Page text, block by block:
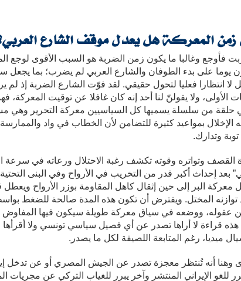
المعركة هل يعدل موقف الشارع
فأوجع وغالبا ما يكون زمن الضربة هو السبب الأقوى
يوما على بدء الطوفان والشارع العربي لم يضرب؛ بما يجعل
لا انتظارا فعليا لتحول حقيقي. لقد فوّت الشارع الضربة إذ لم
الأولى، ولا يقولنّ لنا أحد إنه كان غافلا عن توقيت المعركة،
حلقة من سلسلة يسميها كل السياسيين معركة التحرير وهي
الإخلال بمواعيد كثيرة للتضامن لأن الخطاب في واد
وتدارك.
القصف وتواتره وقوته تكشف رغبة الاحتلال ورعاته في سرعة
بعد إحداث أكبر قدر من التخريب في الأرواح وفي البنى
معركة البر إلى حين إثقال كاهل المقاومة بوزر الأرواح
توازنه المختل. ويفترض أن تكون هذه المدة صالحة للضغط
عقوله، ووضعه في سياق معركة طويلة سيكون فيها المفاوض
هذه قراءة لا أراها تصدر عن أي فصيل سياسي تونسي ولا
ميديا، رغم المتابعة اللصيقة لكل ما يصدر.
وهنا أنه تُنتظر معجزة تصدر عن الجيش المصري أو عن تدخل
للغو الإيراني المنتشر وآخر يبرر للغياب التركي عن مجريات